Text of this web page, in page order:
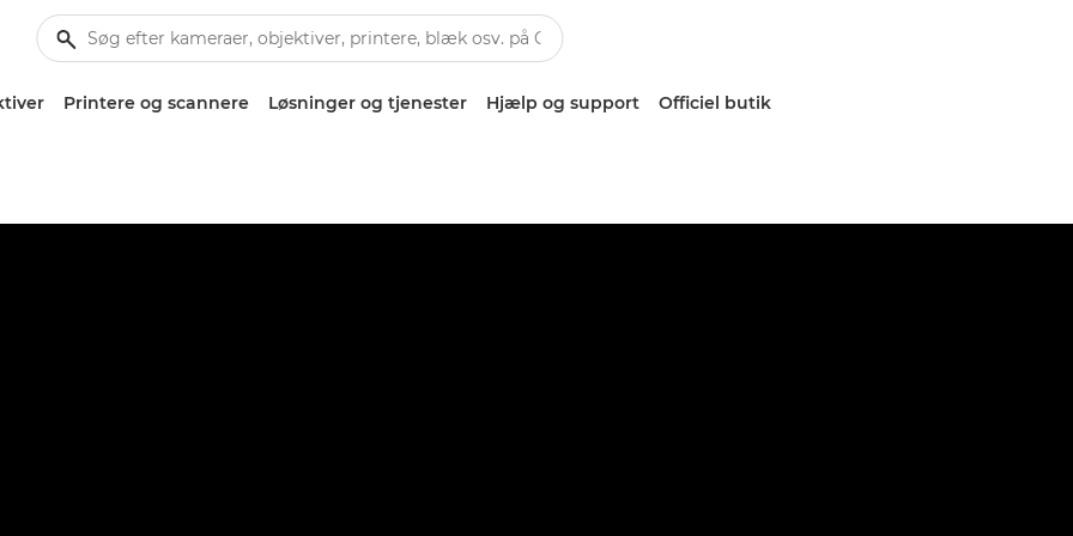
Printere og scannere Løsninger og tjenester Hjælp og support Officiel butik